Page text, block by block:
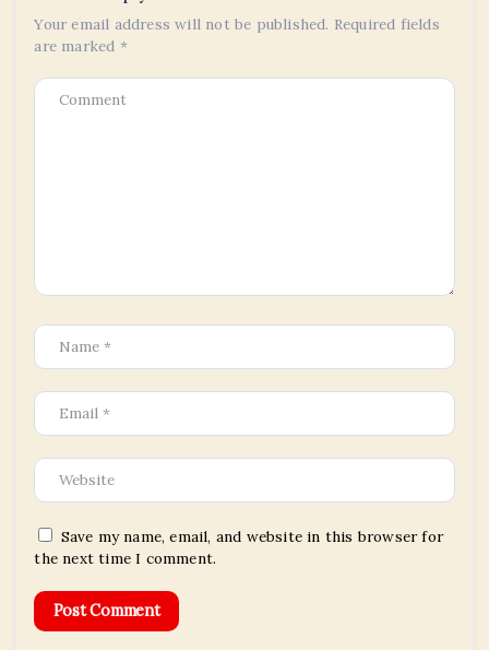
Your email address will not be published. Required fields
are marked *
Save my name, email, and website in this browser for
the next time I comment.